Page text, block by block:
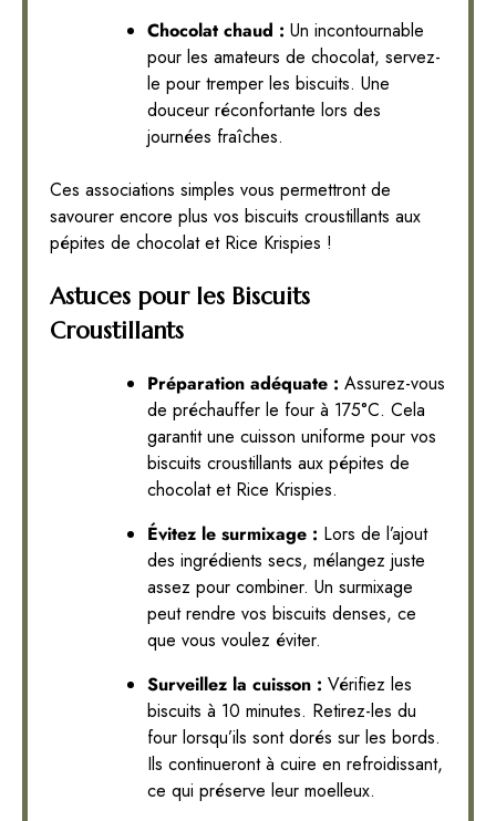
Chocolat chaud : Un incontournable
pour les amateurs de chocolat, servez-
le pour tremper les biscuits. Une
douceur réconfortante lors des
journées fraîches.
Ces associations simples vous permettront de
savourer encore plus vos biscuits croustillants aux
pépites de chocolat et Rice Krispies !
Astuces pour les Biscuits
Croustillants
Préparation adéquate : Assurez-vous
de préchauffer le four à 175°C. Cela
garantit une cuisson uniforme pour vos
biscuits croustillants aux pépites de
chocolat et Rice Krispies.
Évitez le surmixage : Lors de l’ajout
des ingrédients secs, mélangez juste
assez pour combiner. Un surmixage
peut rendre vos biscuits denses, ce
que vous voulez éviter.
Surveillez la cuisson : Vérifiez les
biscuits à 10 minutes. Retirez-les du
four lorsqu’ils sont dorés sur les bords.
Ils continueront à cuire en refroidissant,
ce qui préserve leur moelleux.